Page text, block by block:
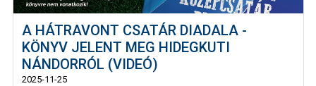
A HÁTRAVONT CSATÁR DIADALA -
KÖNYV JELENT MEG HIDEGKUTI
NÁNDORRÓL (VIDEÓ)
2025-11-25